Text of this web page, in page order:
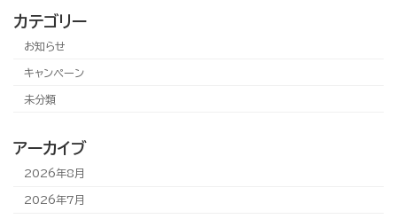
カテゴリー
お知らせ
キャンペーン
未分類
アーカイブ
2026年8月
2026年7月